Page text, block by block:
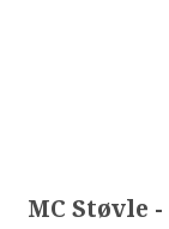
MC Støvle